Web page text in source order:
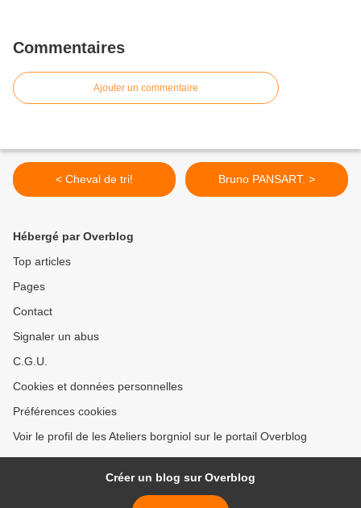
Commentaires
Ajouter un commentaire
< Cheval de tri! Bruno PANSART. >
Hébergé par Overblog
Top articles
Pages
Contact
Signaler un abus
C.G.U.
Cookies et données personnelles
Préférences cookies
Voir le profil de les Ateliers borgniol sur le portail Overblog
Créer un blog sur Overblog